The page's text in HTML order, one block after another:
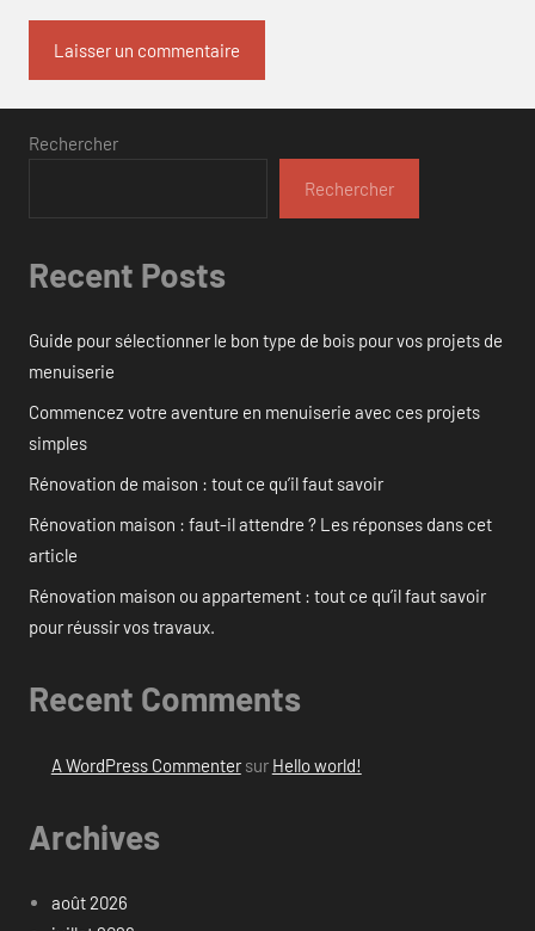
Rechercher
Rechercher
Recent Posts
Guide pour sélectionner le bon type de bois pour vos projets de
menuiserie
Commencez votre aventure en menuiserie avec ces projets
simples
Rénovation de maison : tout ce qu’il faut savoir
Rénovation maison : faut-il attendre ? Les réponses dans cet
article
Rénovation maison ou appartement : tout ce qu’il faut savoir
pour réussir vos travaux.
Recent Comments
A WordPress Commentersur Hello world!
Archives
août 2026